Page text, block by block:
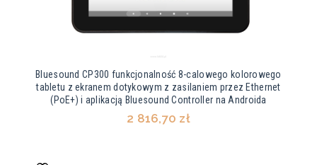
Bluesound CP300 funkcjonalność 8-calowego kolorowego
tabletu z ekranem dotykowym z zasilaniem przez Ethernet
(PoE+) i aplikacją Bluesound Controller na Androida
2 816,70 zł